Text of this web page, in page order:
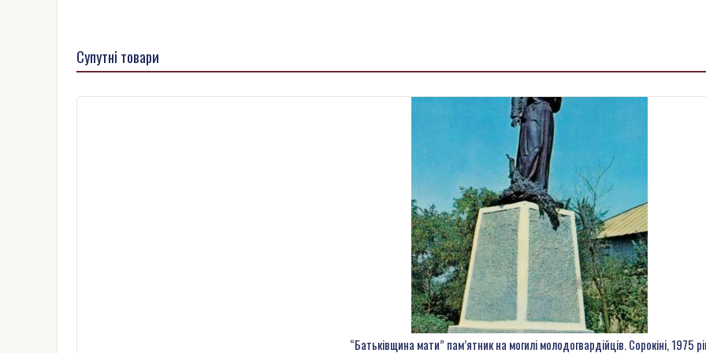
Супутні товари
“Батьківщина мати” пам’ятник на могилі молодогвардійців. Сорокіні, 1975